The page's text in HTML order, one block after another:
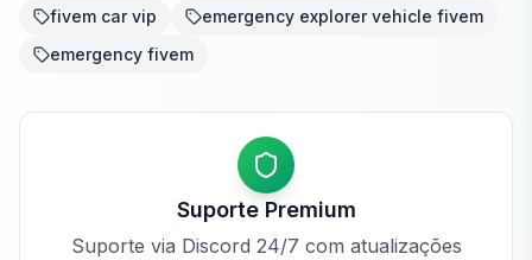
fivem car vip
emergency explorer vehicle fivem
emergency fivem
Suporte Premium
Suporte via Discord 24/7 com atualizações